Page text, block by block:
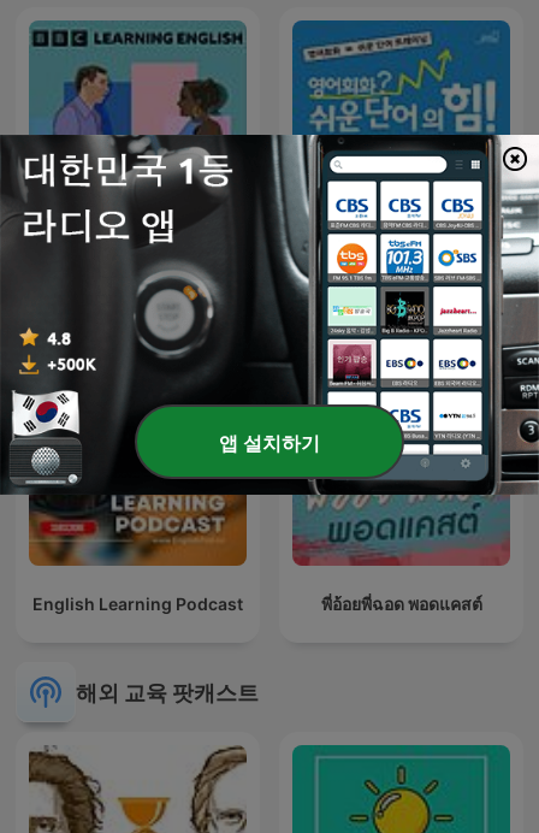
Learning English
Conversations
영어회화? 쉬운 단어의 힘! -
연습
English Learning Podcast พี่อ้อยพี่ฉอด พอดแคสต์
해외 교육 팟캐스트
앱 설치하기